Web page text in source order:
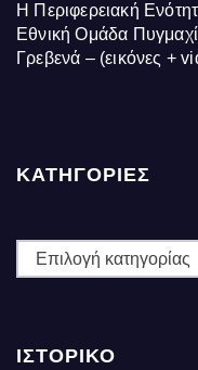
Η Περιφερειακή
Εθνική Ομάδα
Γρεβενά – (εικόνες +
ΚΑΤΗΓΟΡΙΕΣ
ΚΑΤΗΓΟΡΙΕΣ
ΙΣΤΟΡΙΚΌ